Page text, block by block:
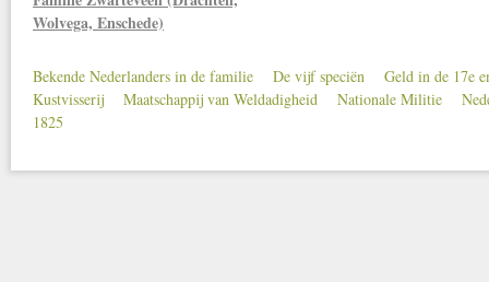
Wolvega, Enschede)
Secondary menu
Bekende Nederlanders in de familie De vijf speciën
Geld in de 17e
Kustvisserij
Maatschappij van Weldadigheid Nationale Militie
1825